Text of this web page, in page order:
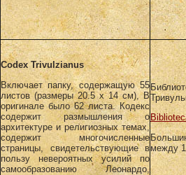
Codex Trivulzianus
Включает папку, содержащую 55
листов (размеры 20.5 x 14 см), В
оригинале было 62 листа. Кодекс
содержит размышления о
архитектуре и религиозных темах,
содержит многочисленные
страницы, свидетельствующие в
пользу невероятных усилий по
самообразованию Леонардо,
между